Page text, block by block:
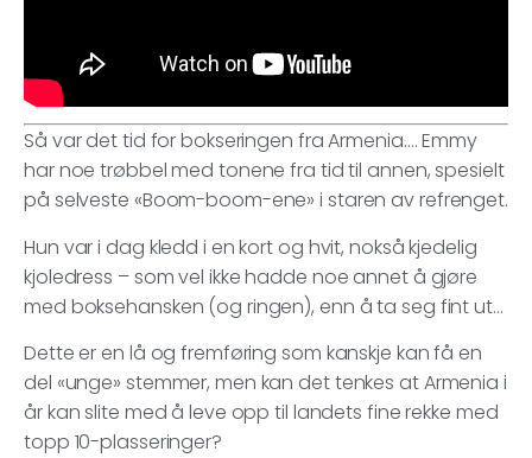
Så var det tid for bokseringen fra Armenia…. Emmy
har noe trøbbel med tonene fra tid til annen, spesielt
på selveste «Boom-boom-ene» i staren av refrenget.
Hun var i dag kledd i en kort og hvit, nokså kjedelig
kjoledress – som vel ikke hadde noe annet å gjøre
med boksehansken (og ringen), enn å ta seg fint ut…
Dette er en lå og fremføring som kanskje kan få en
del «unge» stemmer, men kan det tenkes at Armenia i
år kan slite med å leve opp til landets fine rekke med
topp 10-plasseringer?